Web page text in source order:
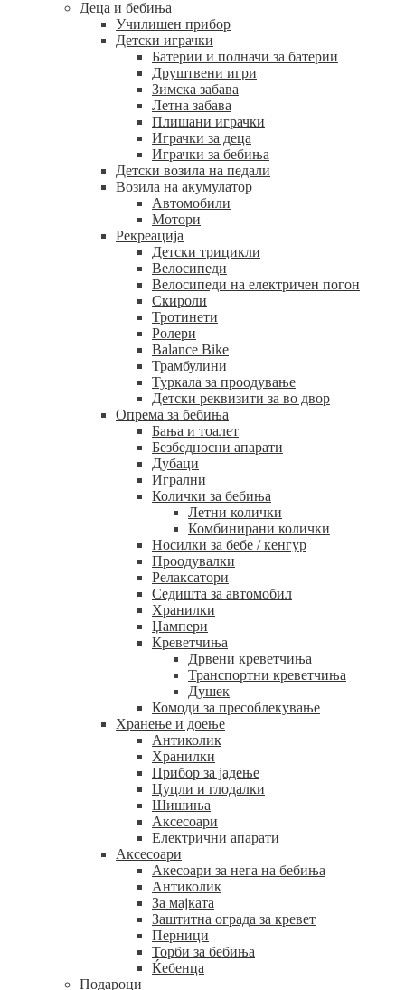
Деца и бебиња
Училишен прибор
Детски играчки
Батерии и полначи за батерии
Друштвени игри
Зимска забава
Летна забава
Плишани играчки
Играчки за деца
Играчки за бебиња
Детски возила на педали
Возила на акумулатор
Автомобили
Мотори
Рекреација
Детски трицикли
Велосипеди
Велосипеди на електричен погон
Скироли
Тротинети
Ролери
Balance Bike
Трамбулини
Туркала за проодување
Детски реквизити за во двор
Опрема за бебиња
Бања и тоалет
Безбедносни апарати
Дубаци
Игрални
Колички за бебиња
Летни колички
Комбинирани колички
Носилки за бебе / кенгур
Проодувалки
Релаксатори
Седишта за автомобил
Хранилки
Џампери
Креветчиња
Дрвени креветчиња
Транспортни креветчиња
Душек
Комоди за пресоблекување
Хранење и доење
Антиколик
Хранилки
Прибор за јадење
Цуцли и глодалки
Шишиња
Аксесоари
Електрични апарати
Аксесоари
Акесоари за нега на бебиња
Антиколик
За мајката
Заштитна ограда за кревет
Перници
Торби за бебиња
Ќебенца
Подароци